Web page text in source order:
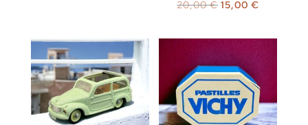
20,00€ Le
15,00€